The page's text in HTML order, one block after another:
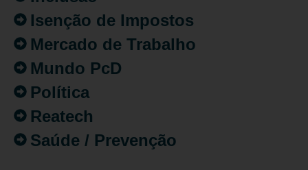
Isenção de Impostos
Mercado de Trabalho
Mundo PcD
Política
Reatech
Saúde / Prevenção